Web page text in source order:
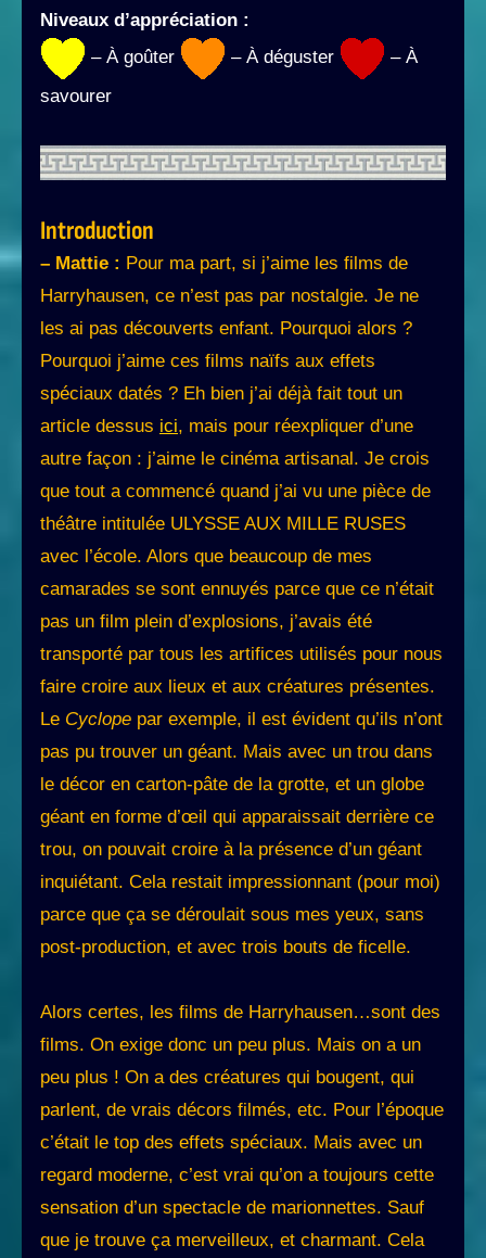
Niveaux d’appréciation :
– À goûter
– À déguster
– À
savourer
Introduction
– Mattie : Pour ma part, si j’aime les films de
Harryhausen, ce n’est pas par nostalgie. Je ne
les ai pas découverts enfant. Pourquoi alors ?
Pourquoi j’aime ces films naïfs aux effets
spéciaux datés ? Eh bien j’ai déjà fait tout un
article dessus ici, mais pour réexpliquer d’une
autre façon : j’aime le cinéma artisanal. Je crois
que tout a commencé quand j’ai vu une pièce de
théâtre intitulée ULYSSE AUX MILLE RUSES
avec l’école. Alors que beaucoup de mes
camarades se sont ennuyés parce que ce n’était
pas un film plein d’explosions, j’avais été
transporté par tous les artifices utilisés pour nous
faire croire aux lieux et aux créatures présentes.
Le Cyclope par exemple, il est évident qu’ils n’ont
pas pu trouver un géant. Mais avec un trou dans
le décor en carton-pâte de la grotte, et un globe
géant en forme d’œil qui apparaissait derrière ce
trou, on pouvait croire à la présence d’un géant
inquiétant. Cela restait impressionnant (pour moi)
parce que ça se déroulait sous mes yeux, sans
post-production, et avec trois bouts de ficelle.
Alors certes, les films de Harryhausen…sont des
films. On exige donc un peu plus. Mais on a un
peu plus ! On a des créatures qui bougent, qui
parlent, de vrais décors filmés, etc. Pour l’époque
c’était le top des effets spéciaux. Mais avec un
regard moderne, c’est vrai qu’on a toujours cette
sensation d’un spectacle de marionnettes. Sauf
que je trouve ça merveilleux, et charmant. Cela